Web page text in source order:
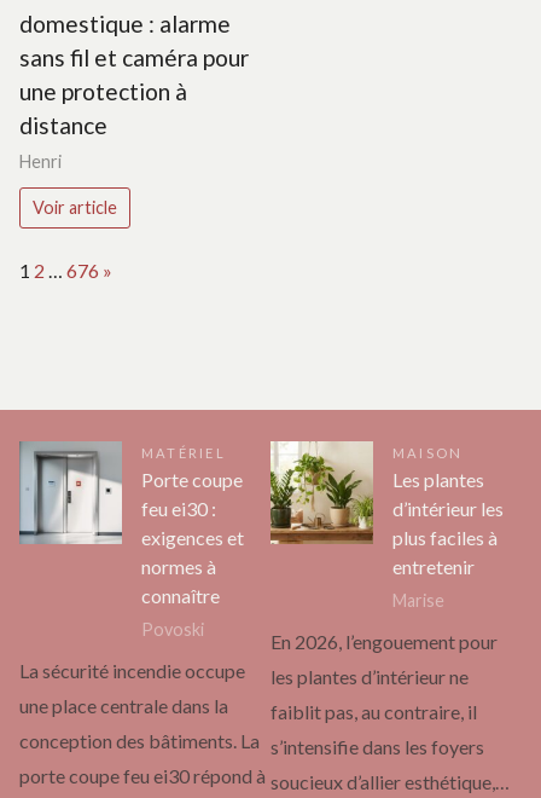
domestique : alarme
sans fil et caméra pour
une protection à
distance
Henri
Voir article
Page:
1 2 676 Next
»
MATÉRIEL
Porte coupe
feu ei30 :
exigences et
normes à
connaître
Povoski
La sécurité incendie occupe
une place centrale dans la
conception des bâtiments. La
porte coupe feu ei30 répond à
MAISON
Les plantes
d’intérieur les
plus faciles à
entretenir
Marise
En 2026, l’engouement pour
les plantes d’intérieur ne
faiblit pas, au contraire, il
s’intensifie dans les foyers
soucieux d’allier esthétique,…